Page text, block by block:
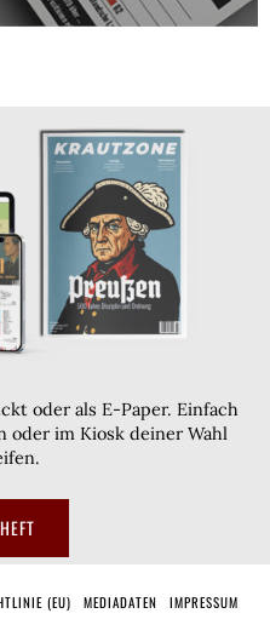
oder als E-Paper. Einfach
oder im Kiosk deiner Wahl
(EU) MEDIADATEN IMPRESSUM